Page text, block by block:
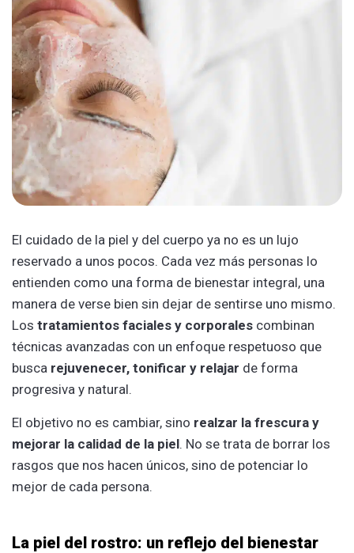
El cuidado de la piel y del cuerpo ya no es un lujo
reservado a unos pocos. Cada vez más personas lo
entienden como una forma de bienestar integral, una
manera de verse bien sin dejar de sentirse uno mismo.
Los tratamientos faciales y corporales combinan
técnicas avanzadas con un enfoque respetuoso que
busca rejuvenecer, tonificar y relajar de forma
progresiva y natural.
El objetivo no es cambiar, sino realzar la frescura y
mejorar la calidad de la piel. No se trata de borrar los
rasgos que nos hacen únicos, sino de potenciar lo
mejor de cada persona.
La piel del rostro: un reflejo del bienestar